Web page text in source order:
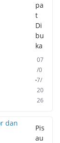
pa
t
Di
bu
ka
07
/0
7/
20
26
Pis
au